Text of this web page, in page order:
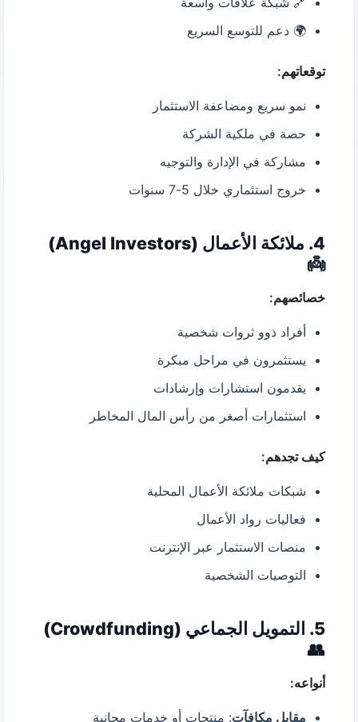
🌍 دعم للتوسع السريع
توقعاتهم:
نمو سريع ومضاعفة الاستثمار
حصة في ملكية الشركة
مشاركة في الإدارة والتوجيه
خروج استثماري خلال 5-7 سنوات
4. ملائكة الأعمال (Angel Investors)
👼
خصائصهم:
أفراد ذوو ثروات شخصية
يستثمرون في مراحل مبكرة
يقدمون استشارات وإرشادات
استثمارات أصغر من رأس المال المخاطر
كيف تجدهم:
شبكات ملائكة الأعمال المحلية
فعاليات رواد الأعمال
منصات الاستثمار عبر الإنترنت
التوصيات الشخصية
5. التمويل الجماعي (Crowdfunding)
👥
أنواعه:
مقابل مكافآت: منتجات أو خدمات مجانية